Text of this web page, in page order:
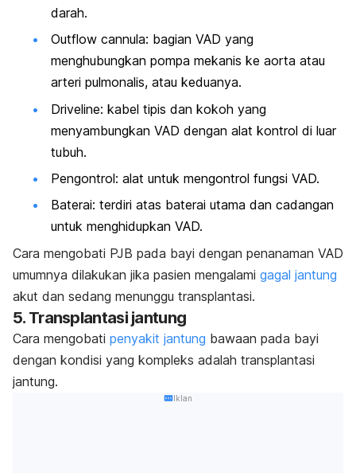
darah.
Outflow cannula: bagian VAD yang
menghubungkan pompa mekanis ke aorta atau
arteri pulmonalis, atau keduanya.
Driveline: kabel tipis dan kokoh yang
menyambungkan VAD dengan alat kontrol di luar
tubuh.
Pengontrol: alat untuk mengontrol fungsi VAD.
Baterai: terdiri atas baterai utama dan cadangan
untuk menghidupkan VAD.
Cara mengobati PJB pada bayi dengan penanaman VAD
umumnya dilakukan jika pasien mengalami gagal jantung
akut dan sedang menunggu transplantasi.
5. Transplantasi jantung
Cara mengobati penyakit jantung bawaan pada bayi
dengan kondisi yang kompleks adalah transplantasi
jantung.
Iklan